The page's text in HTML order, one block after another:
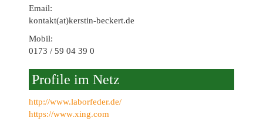
Email:
kontakt(at)kerstin-beckert.de
Mobil:
0173 / 59 04 39 0
Profile im Netz
http://www.laborfeder.de/
https://www.xing.com